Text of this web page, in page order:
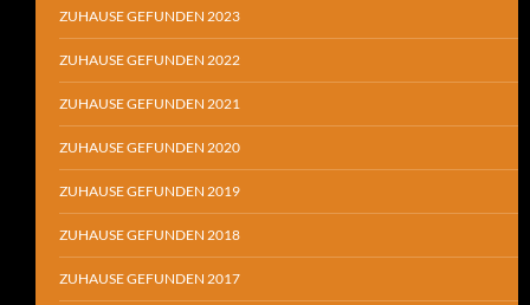
ZUHAUSE GEFUNDEN 2023
ZUHAUSE GEFUNDEN 2022
ZUHAUSE GEFUNDEN 2021
ZUHAUSE GEFUNDEN 2020
ZUHAUSE GEFUNDEN 2019
ZUHAUSE GEFUNDEN 2018
ZUHAUSE GEFUNDEN 2017